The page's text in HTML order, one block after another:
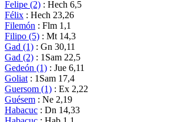
Felipe (2) : Hech 6,5
Félix : Hech 23,26
Filemón : Flm 1,1
Filipo (5) : Mt 14,3
Gad (1) : Gn 30,11
Gad (2) : 1Sam 22,5
Gedeón (1) : Jue 6,11
Goliat : 1Sam 17,4
Guersom (1) : Ex 2,22
Guésem : Ne 2,19
Habacuc : Dn 14,33